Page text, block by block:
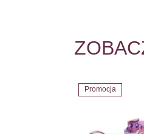
Promocja